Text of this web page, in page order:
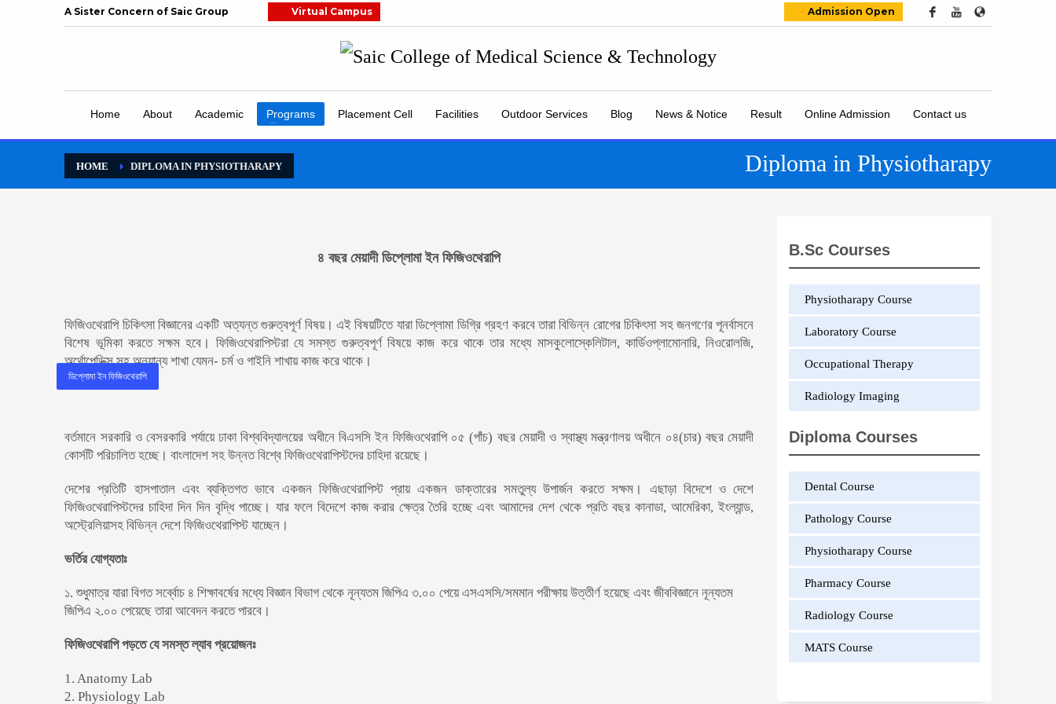
A Sister Concern of Saic Group Virtual Campus Admission Open
Home About Academic Programs Placement Cell Facilities Outdoor Services Blog News & Notice Result Online Admission Contact us
HOME DIPLOMA IN PHYSIOTHARAPY Diploma in Physiotharapy
৪ বছর মেয়াদী ডিপ্লোমা ইন ফিজিওথেরাপি
ফিজিওথেরাপি চিকিৎসা বিজ্ঞানের একটি অত্যন্ত গুরুত্বপূর্ণ বিষয়। এই বিষয়টিতে যারা ডিপ্লোমা ডিগ্রি গ্রহণ করবে তারা বিভিন্ন রোগের চিকিৎসা সহ জনগণের পূনর্বাসনে
বিশেষ ভূমিকা করতে সক্ষম হবে। ফিজিওথেরাপিস্টরা যে সমস্ত গুরুত্বপূর্ণ বিষয়ে কাজ করে থাকে তার মধ্যে মাসকুলোস্কেলিটাল, কার্ডিওপ্লামোনারি, নিওরোলজি,
অর্থোপেডিক্স সহ অন্যান্য শাখা যেমন- চর্ম ও গাইনি শাখায় কাজ করে থাকে।
ডিপ্লোমা ইন ফিজিওথেরাপি
বর্তমানে সরকারি ও বেসরকারি পর্যায়ে ঢাকা বিশ্ববিদ্যালয়ের অধীনে বিএসসি ইন ফিজিওথেরাপি ০৫ (পাঁচ) বছর মেয়াদী ও স্বাস্থ্য মন্ত্রণালয়অধীনে ০৪(চার) বছর মেয়াদী
কোর্সটি পরিচালিত হচ্ছে। বাংলাদেশ সহ উন্নত বিশ্বে ফিজিওথেরাপিস্টদের চাহিদা রয়েছে।
দেশের প্রতিটি হাসপাতাল এবং ব্যক্তিগত ভাবে একজন ফিজিওথেরাপিস্ট প্রায় একজন ডাক্তারের সমতুল্য উপার্জন করতে সক্ষম। এছাড়া বিদেশে ও দেশে
ফিজিওথেরাপিস্টদের চাহিদা দিন দিন বৃদ্ধি পাচ্ছে। যার ফলে বিদেশে কাজ করার ক্ষেত্র তৈরি হচ্ছে এবং আমাদের দেশ থেকে প্রতি বছর কানাডা, আমেরিকা, ইংল্যান্ড,
অস্ট্রেলিয়াসহ বিভিন্ন দেশে ফিজিওথেরাপিস্ট যাচ্ছেন।
ভর্তির যোগ্যতাঃ
১.শুধুমাত্র যারা বিগতসর্ব্বোচ ৪ শিক্ষাবর্ষের মধ্যে বিজ্ঞান বিভাগ থেকে নূন্যতম জিপিএ ৩.০০ পেয়ে এসএসসি/সমমান পরীক্ষায় উত্তীর্ণ হয়েছে এবং জীববিজ্ঞানে নূন্যতম
জিপিএ ২.০০ পেয়েছে তারা আবেদন করতে পারবে।
ফিজিওথেরাপি পড়তে যে সমস্ত ল্যাব প্রয়োজনঃ
1. Anatomy Lab
2.Physiology Lab
B.Sc Courses
Physiotharapy Course
Laboratory Course
Occupational Therapy
Radiology Imaging
Diploma Courses
Dental Course
Pathology Course
Physiotharapy Course
Pharmacy Course
Radiology Course
MATS Course